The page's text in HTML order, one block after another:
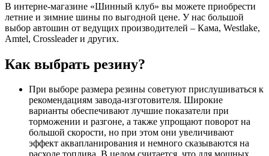
В интерне-магазине «Шинный клуб» вы можете приобрести
летние и зимние шины по выгодной цене. У нас большой
выбор автошин от ведущих производителей – Кама, Westlake,
Amtel, Crossleader и других.
Как выбрать резину?
При выборе размера резины советуют прислушиваться к
рекомендациям завода-изготовителя. Широкие
варианты обеспечивают лучшие показатели при
торможении и разгоне, а также упрощают поворот на
большой скорости, но при этом они увеличивают
эффект аквапланирования и немного сказываются на